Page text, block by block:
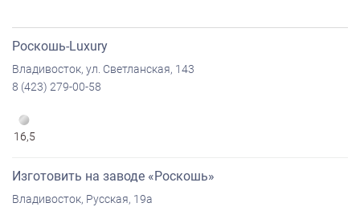
Роскошь-Luxury
Владивосток, ул. Светланская, 143
8 (423) 279-00-58
16,5
Изготовить на заводе «Роскошь»
Владивосток, Русская, 19а